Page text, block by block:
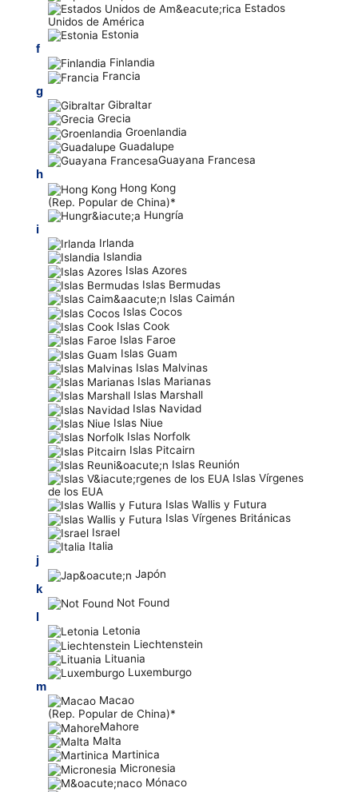
Estados
Unidos de América
Estonia
f
Finlandia
Francia
g
Gibraltar
Grecia
Groenlandia
Guadalupe
Guayana Francesa
h
Hong Kong
(Rep. Popular de China)*
Hungría
i
Irlanda
Islandia
Islas Azores
Islas Bermudas
Islas Caimán
Islas Cocos
Islas Cook
Islas Faroe
Islas Guam
Islas Malvinas
Islas Marianas
Islas Marshall
Islas Navidad
Islas Niue
Islas Norfolk
Islas Pitcairn
Islas Reunión
Islas Vírgenes
de los EUA
Islas Wallis y Futura
Islas Vírgenes Británicas
Israel
Italia
j
Japón
k
Not Found
l
Letonia
Liechtenstein
Lituania
Luxemburgo
m
Macao
(Rep. Popular de China)*
Mahore
Malta
Martinica
Micronesia
Mónaco